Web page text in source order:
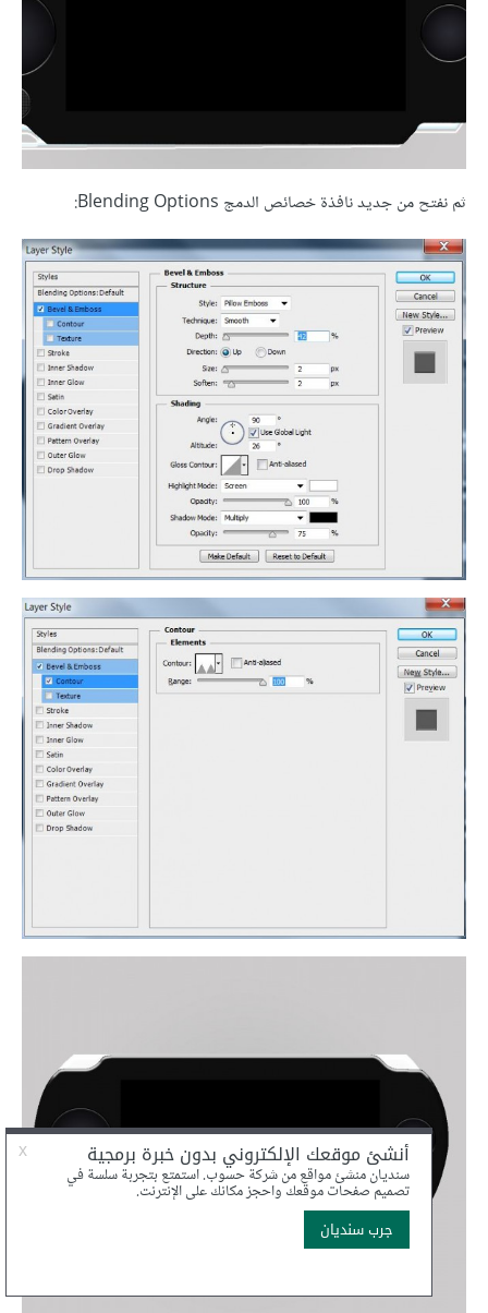
ثم نفتح من جديد نافذة خصائص الدمج Blending Options: